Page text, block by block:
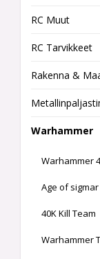
RC Muut
RC Tarvikkeet
Rakenna &
Warhammer
Warhammer
Age of sigmar
40K Kill Team
Warhammer